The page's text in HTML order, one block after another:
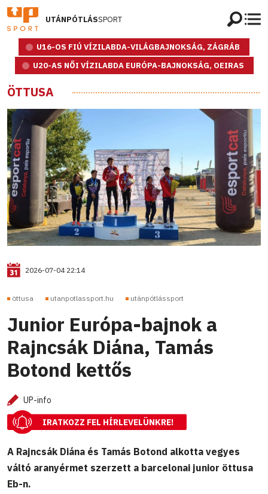
UTÁNPÓTLÁSSPORT
U16-OS FIÚ VÍZILABDA-VILÁGBAJNOKSÁG, ZÁGRÁB
U20-AS NŐI VÍZILABDA EURÓPA-BAJNOKSÁG, OEIRAS
ÖTTUSA
2026-07-04 22:14
öttusa utanpotlassport.hu utánpótlássport
Junior Európa-bajnok a
Rajncsák Diána, Tamás
Botond kettős
UP-info
IRATKOZZ FEL HÍRLEVELÜNKRE!
A Rajncsák Diána és Tamás Botond alkotta vegyes
váltó aranyérmet szerzett a barcelonai junior öttusa
Eb-n.